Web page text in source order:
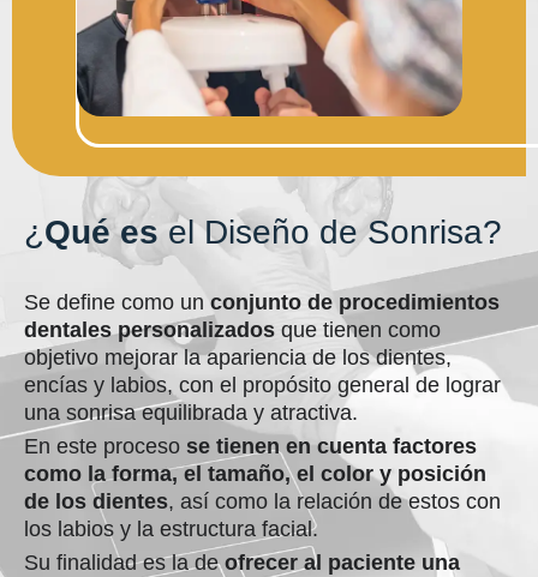
¿Qué es el Diseño de Sonrisa?
Se define como un conjunto de procedimientos
dentales personalizados que tienen como
objetivo mejorar la apariencia de los dientes,
encías y labios, con el propósito general de lograr
una sonrisa equilibrada y atractiva.
En este proceso se tienen en cuenta factores
como la forma, el tamaño, el color y posición
de los dientes, así como la relación de estos con
los labios y la estructura facial.
Su finalidad es la deofrecer al paciente una